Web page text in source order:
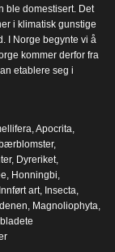
ble domestisert. Det
i klimatisk gunstige
I Norge begynte vi å
kommer derfor fra
etablere seg i
Apocrita
,
, Dyreriket
Honningbi
Innført art Insecta
Magnoliophyta